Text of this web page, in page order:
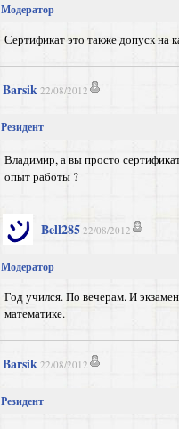
Модератор
Сертификат это также допуск на
Barsik 22/08/2012
Резидент
Владимир, а вы просто
опыт работы ?
Bell285 22/08/2012
Модератор
Год учился. По вечерам. И
математике.
Barsik 22/08/2012
Резидент